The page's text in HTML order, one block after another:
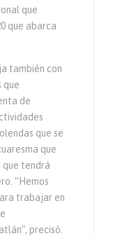
que
que abarca
también con
que
de
que se
que
que tendrá
“Hemos
trabajar en
precisó.